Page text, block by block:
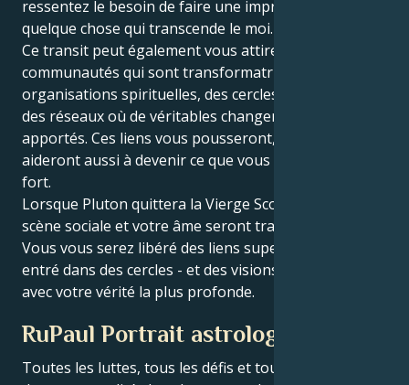
ressentez le besoin de faire une impression durable,
quelque chose qui transcende le moi.
Ce transit peut également vous attirer dans des
communautés qui sont transformatrices - des
organisations spirituelles, des cercles d'activistes ou
des réseaux où de véritables changements sont
apportés. Ces liens vous pousseront, mais ils vous
aideront aussi à devenir ce que vous avez de plus
fort.
Lorsque Pluton quittera la Vierge Scorpion, votre
scène sociale et votre âme seront transformées.
Vous vous serez libéré des liens superficiels et serez
entré dans des cercles - et des visions - qui coïncident
avec votre vérité la plus profonde.
RuPaul Portrait astrologique
Toutes les luttes, tous les défis et tous les triomphes